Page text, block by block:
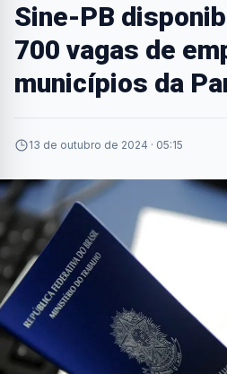
Sine-PB
700 vagas de
municípios da
13 de outubro de 2024 · 05:15